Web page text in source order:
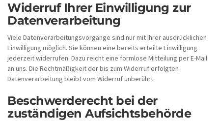
Widerruf Ihrer Einwilligung zur
Datenverarbeitung
Viele Datenverarbeitungsvorgänge sind nur mit Ihrer ausdrücklichen
Einwilligung möglich. Sie können eine bereits erteilte Einwilligung
jederzeit widerrufen. Dazu reicht eine formlose Mitteilung per E-Mail
an uns. Die Rechtmäßigkeit der bis zum Widerruf erfolgten
Datenverarbeitung bleibt vom Widerruf unberührt.
Beschwerderecht bei der
zuständigen Aufsichtsbehörde